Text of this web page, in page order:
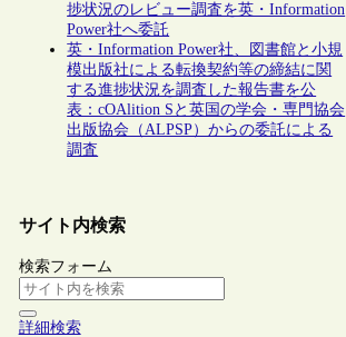
捗状況のレビュー調査を英・Information
Power社へ委託
英・Information Power社、図書館と小規
模出版社による転換契約等の締結に関
する進捗状況を調査した報告書を公
表：cOAlition Sと英国の学会・専門協会
出版協会（ALPSP）からの委託による
調査
サイト内検索
検索フォーム
詳細検索